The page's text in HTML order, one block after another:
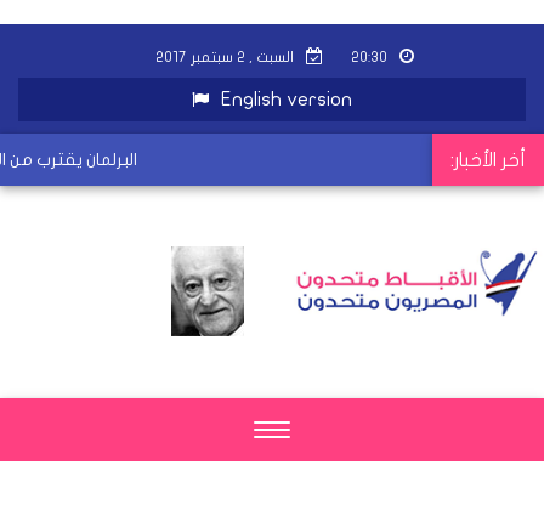
٢٠:٣٠ السبت , ٢ سبتمبر ٢٠١٧
English version
أخر الأخبار: البرلمان يقترب من
Toggle